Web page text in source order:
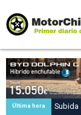
Última hora
Subida